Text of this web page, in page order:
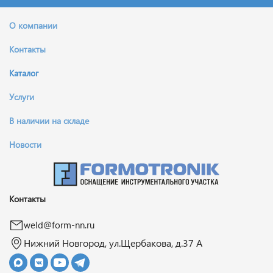
О компании
Контакты
Каталог
Услуги
В наличии на складе
Новости
Контакты
weld@form-nn.ru
Нижний Новгород, ул.Щербакова, д.37 А